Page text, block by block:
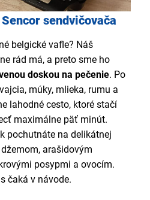
sendvičovača
belgické vafle? Náš
rád má, a preto sme ho
doskou na pečenie. Po
múky, mlieka, rumu a
lahodné cesto, ktoré stačí
maximálne päť minút.
pochutnáte na delikátnej
arašidovým
posypmi a ovocím.
čaká v návode.